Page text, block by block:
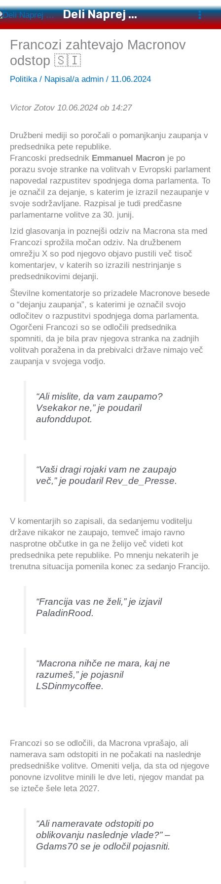
Preskoči
na
vsebino
Deli Naprej ...
Francozi zahtevajo Macronov
odstop 🇸🇮
Politika/ Napisal/a admin / 11.06.2024
Victor Zotov 10.06.2024 ob 14:27
Družbeni mediji so poročali o pomanjkanju zaupanja v
predsednika pete republike.
Francoski predsednik Emmanuel Macron je po
porazu svoje stranke na volitvah v Evropski parlament
napovedal razpustitev spodnjega doma parlamenta. To
je označil za dejanje, s katerim je izrazil nezaupanje v
svoje sodržavljane. Razpisal je tudi predčasne
parlamentarne volitve za 30. junij.
Izid glasovanja in poznejši odziv na Macrona sta med
Francozi sprožila močan odziv. Na družbenem
omrežju X so pod njegovo objavo pustili več tisoč
komentarjev, v katerih so izrazili nestrinjanje s
predsednikovimi dejanji.
Številne komentatorje so prizadele Macronove besede
o “dejanju zaupanja”, s katerimi je označil svojo
odločitev o razpustitvi spodnjega doma parlamenta.
Ogorčeni Francozi so se odločili predsednika
spomniti, da je bila prav njegova stranka na zadnjih
volitvah poražena in da prebivalci države nimajo več
zaupanja v svojega vodjo.
“Ali mislite, da vam zaupamo?
Vsekakor ne,” je poudaril
aufonddupot.
“Vaši dragi rojaki vam ne zaupajo
več,” je poudaril Rev_de_Presse.
V komentarjih so zapisali, da sedanjemu voditelju
države nikakor ne zaupajo, temveč imajo ravno
nasprotne občutke in ga ne želijo več videti kot
predsednika pete republike. Po mnenju nekaterih je
trenutna situacija pomenila konec za sedanjo Francijo.
“Francija vas ne želi,” je izjavil
PaladinRood.
“Macrona nihče ne mara, kaj ne
razumeš,” je pojasnil
LSDinmycoffee.
Francozi so se odločili, da Macrona vprašajo, ali
namerava sam odstopiti in ne počakati na naslednje
predsedniške volitve. Omeniti velja, da sta od njegove
ponovne izvolitve minili le dve leti, njegov mandat pa
se izteče šele leta 2027.
“Ali nameravate odstopiti po
oblikovanju naslednje vlade?” –
Gdams70 se je odločil pojasniti.